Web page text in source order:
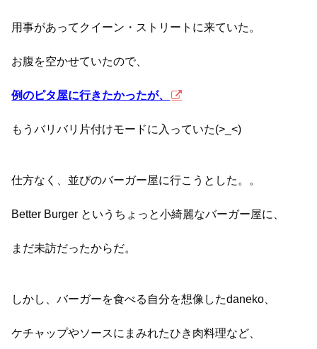
用事があってクイーン・ストリートに来ていた。
お腹を空かせていたので、
例のピタ屋に行きたかったが、
もうバリバリ片付けモードに入っていた(>_<)
仕方なく、並びのバーガー屋に行こうとした。。
Better Burger というちょっと小綺麗なバーガー屋に、
まだ未訪だったからだ。
しかし、バーガーを食べる自分を想像したdaneko、
ケチャップやソースにまみれたひき肉料理など、